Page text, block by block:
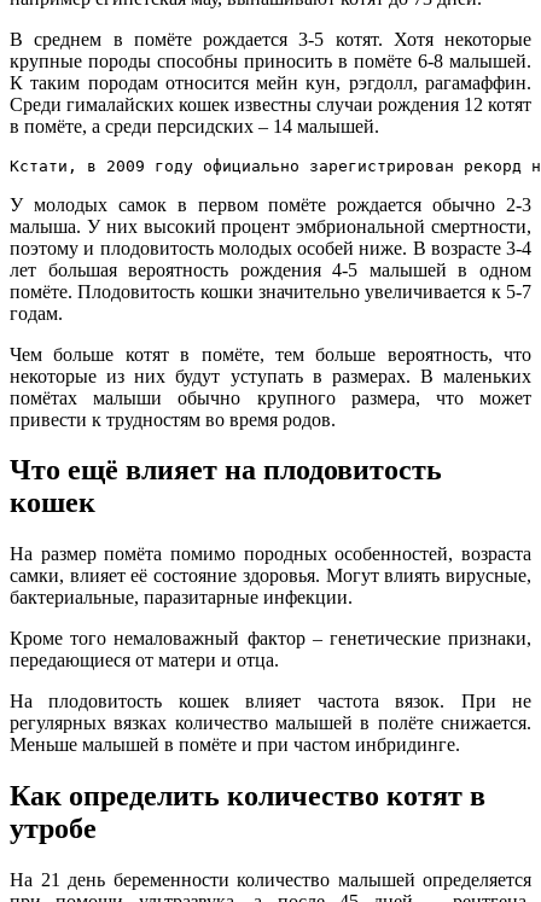
В среднем в помёте рождается 3-5 котят. Хотя некоторые
крупные породы способны приносить в помёте 6-8 малышей.
К таким породам относится мейн кун, рэгдолл, рагамаффин.
Среди гималайских кошек известны случаи рождения 12 котят
в помёте, а среди персидских – 14 малышей.
Кстати, в 2009 году официально зарегистрирован
У молодых самок в первом помёте рождается обычно 2-3
малыша. У них высокий процент эмбриональной смертности,
поэтому и плодовитость молодых особей ниже. В возрасте 3-4
лет большая вероятность рождения 4-5 малышей в одном
помёте. Плодовитость кошки значительно увеличивается к 5-7
годам.
Чем больше котят в помёте, тем больше вероятность, что
некоторые из них будут уступать в размерах. В маленьких
помётах малыши обычно крупного размера, что может
привести к трудностям во время родов.
Что ещё влияет на плодовитость
кошек
На размер помёта помимо породных особенностей, возраста
самки, влияет её состояние здоровья. Могут влиять вирусные,
бактериальные, паразитарные инфекции.
Кроме того немаловажный фактор – генетические признаки,
передающиеся от матери и отца.
На плодовитость кошек влияет частота вязок. При не
регулярных вязках количество малышей в полёте снижается.
Меньше малышей в помёте и при частом инбридинге.
Как определить количество котят в
утробе
На 21 день беременности количество малышей определяется